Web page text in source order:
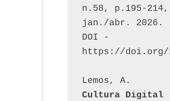
n.58, p.195-214,
jan./abr. 2026.
DOI -
https://doi.org/
Cultura Digital